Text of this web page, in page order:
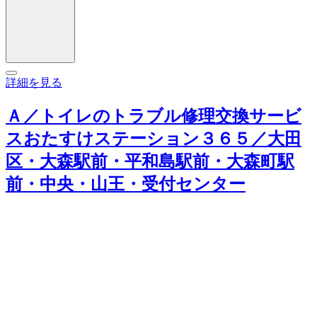
詳細を見る
Ａ／トイレのトラブル修理交換サービ
スおたすけステーション３６５／大田
区・大森駅前・平和島駅前・大森町駅
前・中央・山王・受付センター